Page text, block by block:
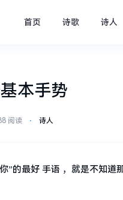
首页 诗歌 诗人
本手势
阅读 ⋅ 诗人
”的最好 手语 ，就是不知道